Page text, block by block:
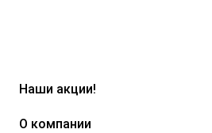
Наши акции!
О компании